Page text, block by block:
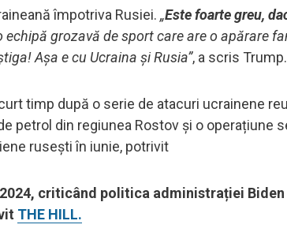
împotriva Rusiei. „Este foarte greu,
echipă grozavă de sport care are o apărare
Așa e cu Ucraina și Rusia”, a scris Trump.
timp după o serie de atacuri ucrainene
petrol din regiunea Rostov și o operațiune
rusești în iunie, potrivit
criticând politica administrației
THE HILL.